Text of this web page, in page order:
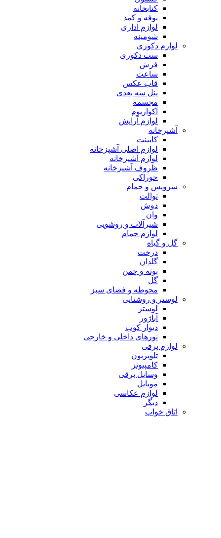
کتابخانه
بوفه و کمد
لوازم اداری
شومینه
لوازم دکوری
ست دکوری
فرش
ساعت
قاب عکس
پنل سه بعدی
مجسمه
آکواریوم
لوازم آرایش
آشپزخانه
کابینت
لوازم اصلی آشپزخانه
لوازم آشپزخانه
ظروف آشپزخانه
خوراکی
سرویس و حمام
توالت
دوش
وان
شیرآلات و روشویی
لوازم حمام
گل و گیاه
درخت
گلدان
بوته و چمن
گل
محوطه و فضای سبز
لوستر و روشنایی
لوستر
آباژور
دیوار کوب
نورهای داخلی و خارجی
لوازم برقی
تلویزیون
کامپیوتر
وسایل برقی
موبایل
لوازم عکاسی
دیگر
اتاق خواب